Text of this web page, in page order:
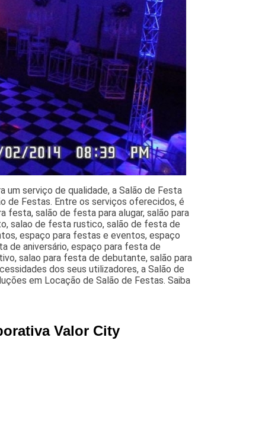
serviço de qualidade, a Salão de Festa
de Festas. Entre os serviços oferecidos, é
festa, salão de festa para alugar, salão para
salao de festa rustico, salão de festa de
espaço para festas e eventos, espaço
de aniversário, espaço para festa de
salao para festa de debutante, salão para
dos seus utilizadores, a Salão de
em Locação de Salão de Festas. Saiba
Valor City